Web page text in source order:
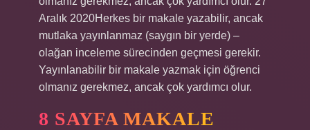
Aralık 2020Herkes bir makale yazabilir, ancak
mutlaka yayınlanmaz (saygın bir yerde) –
olağan inceleme sürecinden geçmesi gerekir.
Yayınlanabilir bir makale yazmak için öğrenci
olmanız gerekmez, ancak çok yardımcı olur.
8 SAYFA MAKALE